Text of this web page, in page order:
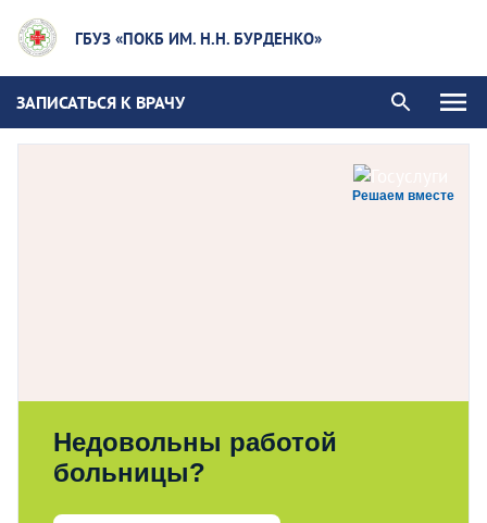
ГБУЗ «ПОКБ ИМ. Н.Н. БУРДЕНКО»
ЗАПИСАТЬСЯ К ВРАЧУ
Решаем вместе
Недовольны работой
больницы?